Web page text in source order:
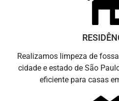
Realizamos limpeza de
cidade e estado de São
eficiente para casas